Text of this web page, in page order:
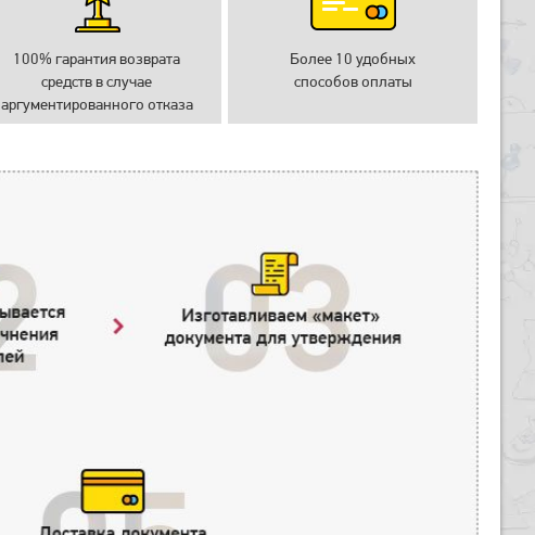
100% гарантия возврата
средств в случае
аргументированного отказа
Более 10 удобных
способов оплаты